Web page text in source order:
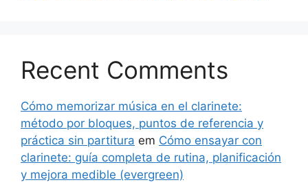
Recent Comments
Cómo memorizar música en el clarinete:
método por bloques, puntos de referencia y
práctica sin partitura em Cómo ensayar con
clarinete: guía completa de rutina, planificación
y mejora medible (evergreen)